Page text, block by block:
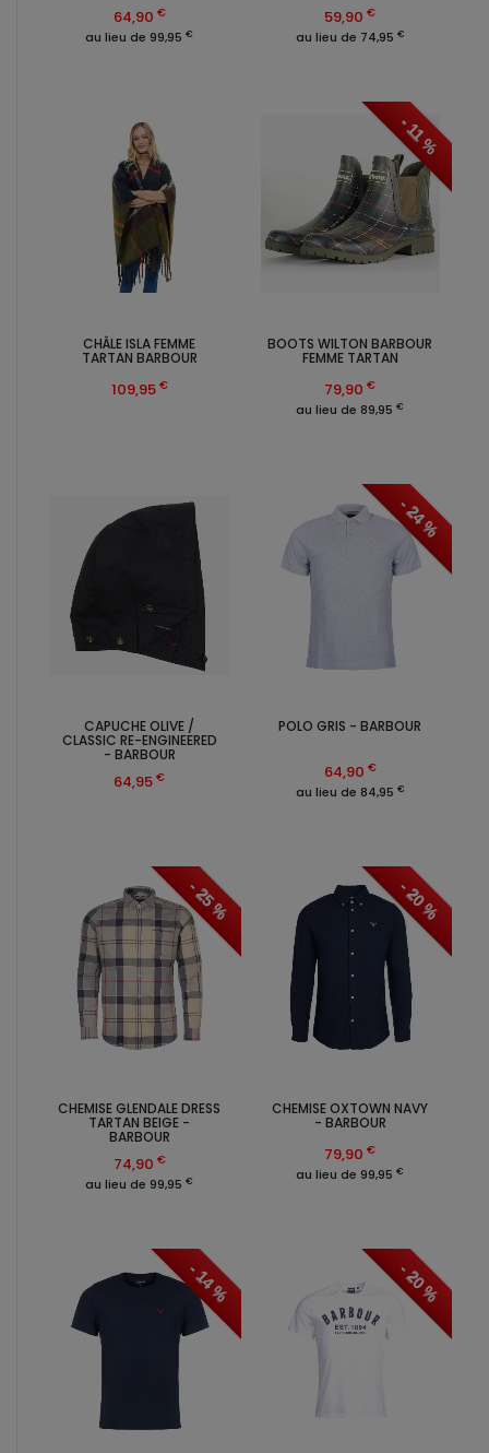
64,90 €
au lieu de 99,95€
59,90€
au lieu de 74,95 €
CHÂLE ISLA FEMME
TARTAN BARBOUR
109,95 €
- 11 %
BOOTS WILTON BARBOUR
FEMME TARTAN
79,90€
au lieu de 89,95€
CAPUCHE OLIVE /
CLASSIC RE-ENGINEERED
- BARBOUR
64,95€
- 24 %
POLO GRIS - BARBOUR
64,90 €
au lieu de 84,95 €
- 25 %
CHEMISE GLENDALE DRESS
TARTAN BEIGE -
BARBOUR
74,90 €
au lieu de 99,95€
- 20 %
CHEMISE OXTOWN NAVY
- BARBOUR
79,90€
au lieu de 99,95€
- 14 % - 20 %